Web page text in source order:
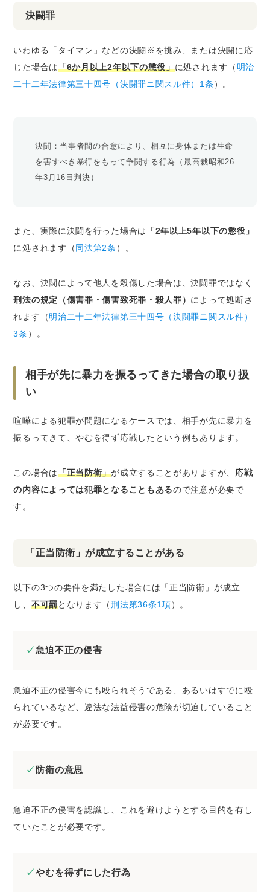
決闘罪
いわゆる「タイマン」などの決闘※を挑み、または決闘に応
じた場合は「6か月以上2年以下の懲役」に処されます（ 明治
二十二年法律第三十四号（決闘罪ニ関スル件）1条 ）。
決闘：当事者間の合意により、相互に身体または生命
を害すべき暴行をもって争闘する行為（最高裁昭和26
年3月16日判決）
また、実際に決闘を行った場合は
「2年以上5年以下の懲役」
に処されます（同法第2条 ）。
なお、決闘によって他人を殺傷した場合は、決闘罪ではなく
刑法の規定（傷害罪・傷害致死罪・殺人罪） によって処断さ
れます（明治二十二年法律第三十四号（決闘罪ニ関スル件）
3条 ）。
相手が先に暴力を振るってきた場合の取り扱
い
喧嘩による犯罪が問題になるケースでは、相手が先に暴力を
振るってきて、やむを得ず応戦したという例もあります。
この場合は「正当防衛」が成立することがありますが、 応戦
の内容によっては犯罪となることもあるので注意が必要で
す。
「正当防衛」が成立することがある
以下の3つの要件を満たした場合には「正当防衛」が成立
し、 不可罰となります（刑法第36条1項）。
急迫不正の侵害
急迫不正の侵害今にも殴られそうである、あるいはすでに殴
られているなど、違法な法益侵害の危険が切迫していること
が必要です。
防衛の意思
急迫不正の侵害を認識し、これを避けようとする目的を有し
ていたことが必要です。
やむを得ずにした行為